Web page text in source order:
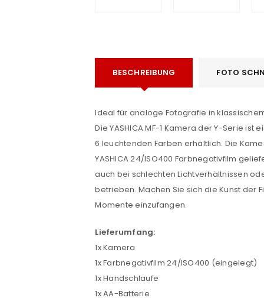
ANMELDEN
BESCHREIBUNG FOTO
Ideal für analoge Fotografie in
Die YASHICA MF-1 Kamera der Y-Serie
6 leuchtenden Farben erhältlich. Die
YASHICA 24/ISO400 Farbnegativfilm
auch bei schlechten Lichtverhältnissen
betrieben. Machen Sie sich die Kunst
Momente einzufangen.
Lieferumfang:
1x Kamera
1x Farbnegativfilm 24/ISO400 (eingelegt)
1x Handschlaufe
1x AA-Batterie